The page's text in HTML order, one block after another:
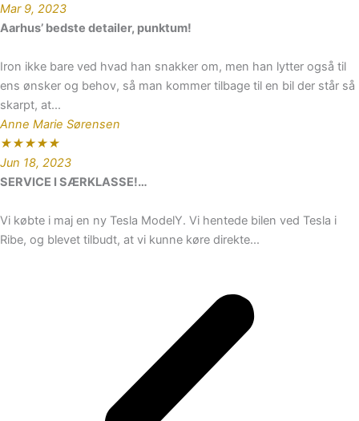
Mar 9, 2023
Aarhus’ bedste detailer, punktum!
Iron ikke bare ved hvad han snakker om, men han lytter også til
ens ønsker og behov, så man kommer tilbage til en bil der står så
skarpt, at...
Anne Marie Sørensen
★★★★★
Jun 18, 2023
SERVICE I SÆRKLASSE!…
Vi købte i maj en ny Tesla ModelY. Vi hentede bilen ved Tesla i
Ribe, og blevet tilbudt, at vi kunne køre direkte...